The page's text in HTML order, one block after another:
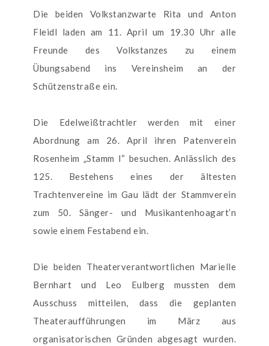
Die beiden Volkstanzwarte Rita und Anton
Fleidl laden am 11. April um 19.30 Uhr alle
Freunde des Volkstanzes zu einem
Übungsabend ins Vereinsheim an der
Schützenstraße ein.
Die Edelweißtrachtler werden mit einer
Abordnung am 26. April ihren Patenverein
Rosenheim „Stamm I“ besuchen. Anlässlich des
125. Bestehens eines der ältesten
Trachtenvereine im Gau lädt der Stammverein
zum 50. Sänger- und Musikantenhoagart’n
sowie einem Festabend ein.
Die beiden Theaterverantwortlichen Marielle
Bernhart und Leo Eulberg mussten dem
Ausschuss mitteilen, dass die geplanten
Theateraufführungen im März aus
organisatorischen Gründen abgesagt wurden.